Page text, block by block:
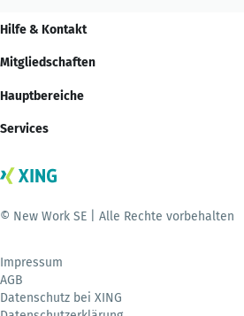
Hilfe & Kontakt
Mitgliedschaften
Hauptbereiche
Services
© New Work SE | Alle Rechte vorbehalten
Impressum
AGB
Datenschutz bei XING